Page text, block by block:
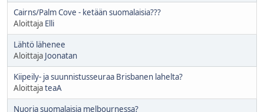
Cairns/Palm Cove - ketään suomalaisia???
Aloittaja Elli
Lähtö lähenee
Aloittaja Joonatan
Kiipeily- ja suunnistusseuraa Brisbanen lahelta?
AloittajateaA
Nuoria suomalaisia melbournessa?